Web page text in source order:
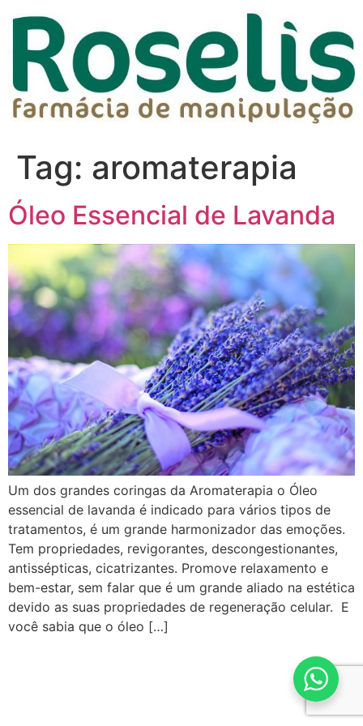
Tag: aromaterapia
Óleo Essencial de Lavanda
Um dos grandes coringas da Aromaterapia o Óleo
essencial de lavanda é indicado para vários tipos de
tratamentos, é um grande harmonizador das emoções.
Tem propriedades, revigorantes, descongestionantes,
antissépticas, cicatrizantes. Promove relaxamento e
bem-estar, sem falar que é um grande aliado na estética
devido as suas propriedades de regeneração celular. E
você sabia que o óleo […]